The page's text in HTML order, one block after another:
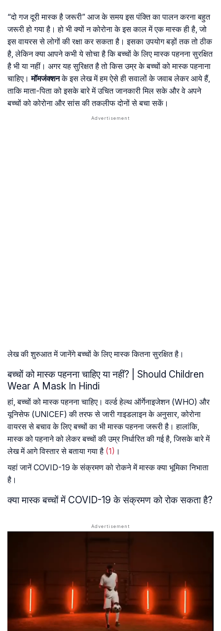
“दो गज दूरी मास्क है जरूरी” आज के समय इस पंक्ति का पालन करना बहुत
जरूरी हो गया है। हो भी क्यों न कोरोना के इस काल में एक मास्क ही है, जो
इस वायरस से लोगों की रक्षा कर सकता है। इसका उपयोग बड़ों तक तो ठीक
है, लेकिन क्या आपने कभी ये सोचा है कि बच्चों के लिए मास्क पहनना सुरक्षित
है भी या नहीं। अगर यह सुरिक्षत है तो किस उम्र के बच्चों को मास्क पहनाना
चाहिए।मॉमजंक्शनके इस लेख में हम ऐसे ही सवालों के जवाब लेकर आये हैं,
ताकि माता-पिता को इसके बारे में उचित जानकारी मिल सके और वे अपने
बच्चों को कोरोना और सांस की तकलीफ दोनों से बचा सकें।
लेख की शुरुआत में जानेंगेबच्चों के लिए मास्क कितना सुरक्षित है।
बच्चों को मास्क पहनना चाहिए या नहीं? | Should Children
Wear A Mask In Hindi
हां, बच्चों को मास्क पहनना चाहिए। वर्ल्ड हेल्थ ऑर्गेनाइजेशन (WHO) और
यूनिसेफ (UNICEF) की तरफ से जारी गाइडलाइन के अनुसार, कोरोना
वायरस से बचाव के लिए बच्चों का भी मास्क पहनना जरूरी है। हालांकि,
मास्क को पहनाने को लेकर बच्चों की उम्र निर्धारित की गई है, जिसके बारे में
लेख में आगे विस्तार से बताया गया है (1) ।
यहां जानें COVID-19 के संक्रमण को रोकने में मास्क क्या भूमिका निभाता
है।
क्या मास्क बच्चों में COVID-19 के संक्रमण को रोक सकता है?